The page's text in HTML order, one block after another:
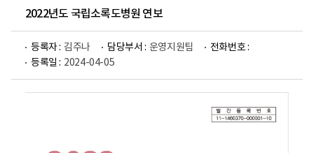
관
로
고
2022년도 국립소록도병원 연보
등록자 : 김주나 담당부서 : 운영지원팀
전화번호 :
등록일 : 2024-04-05